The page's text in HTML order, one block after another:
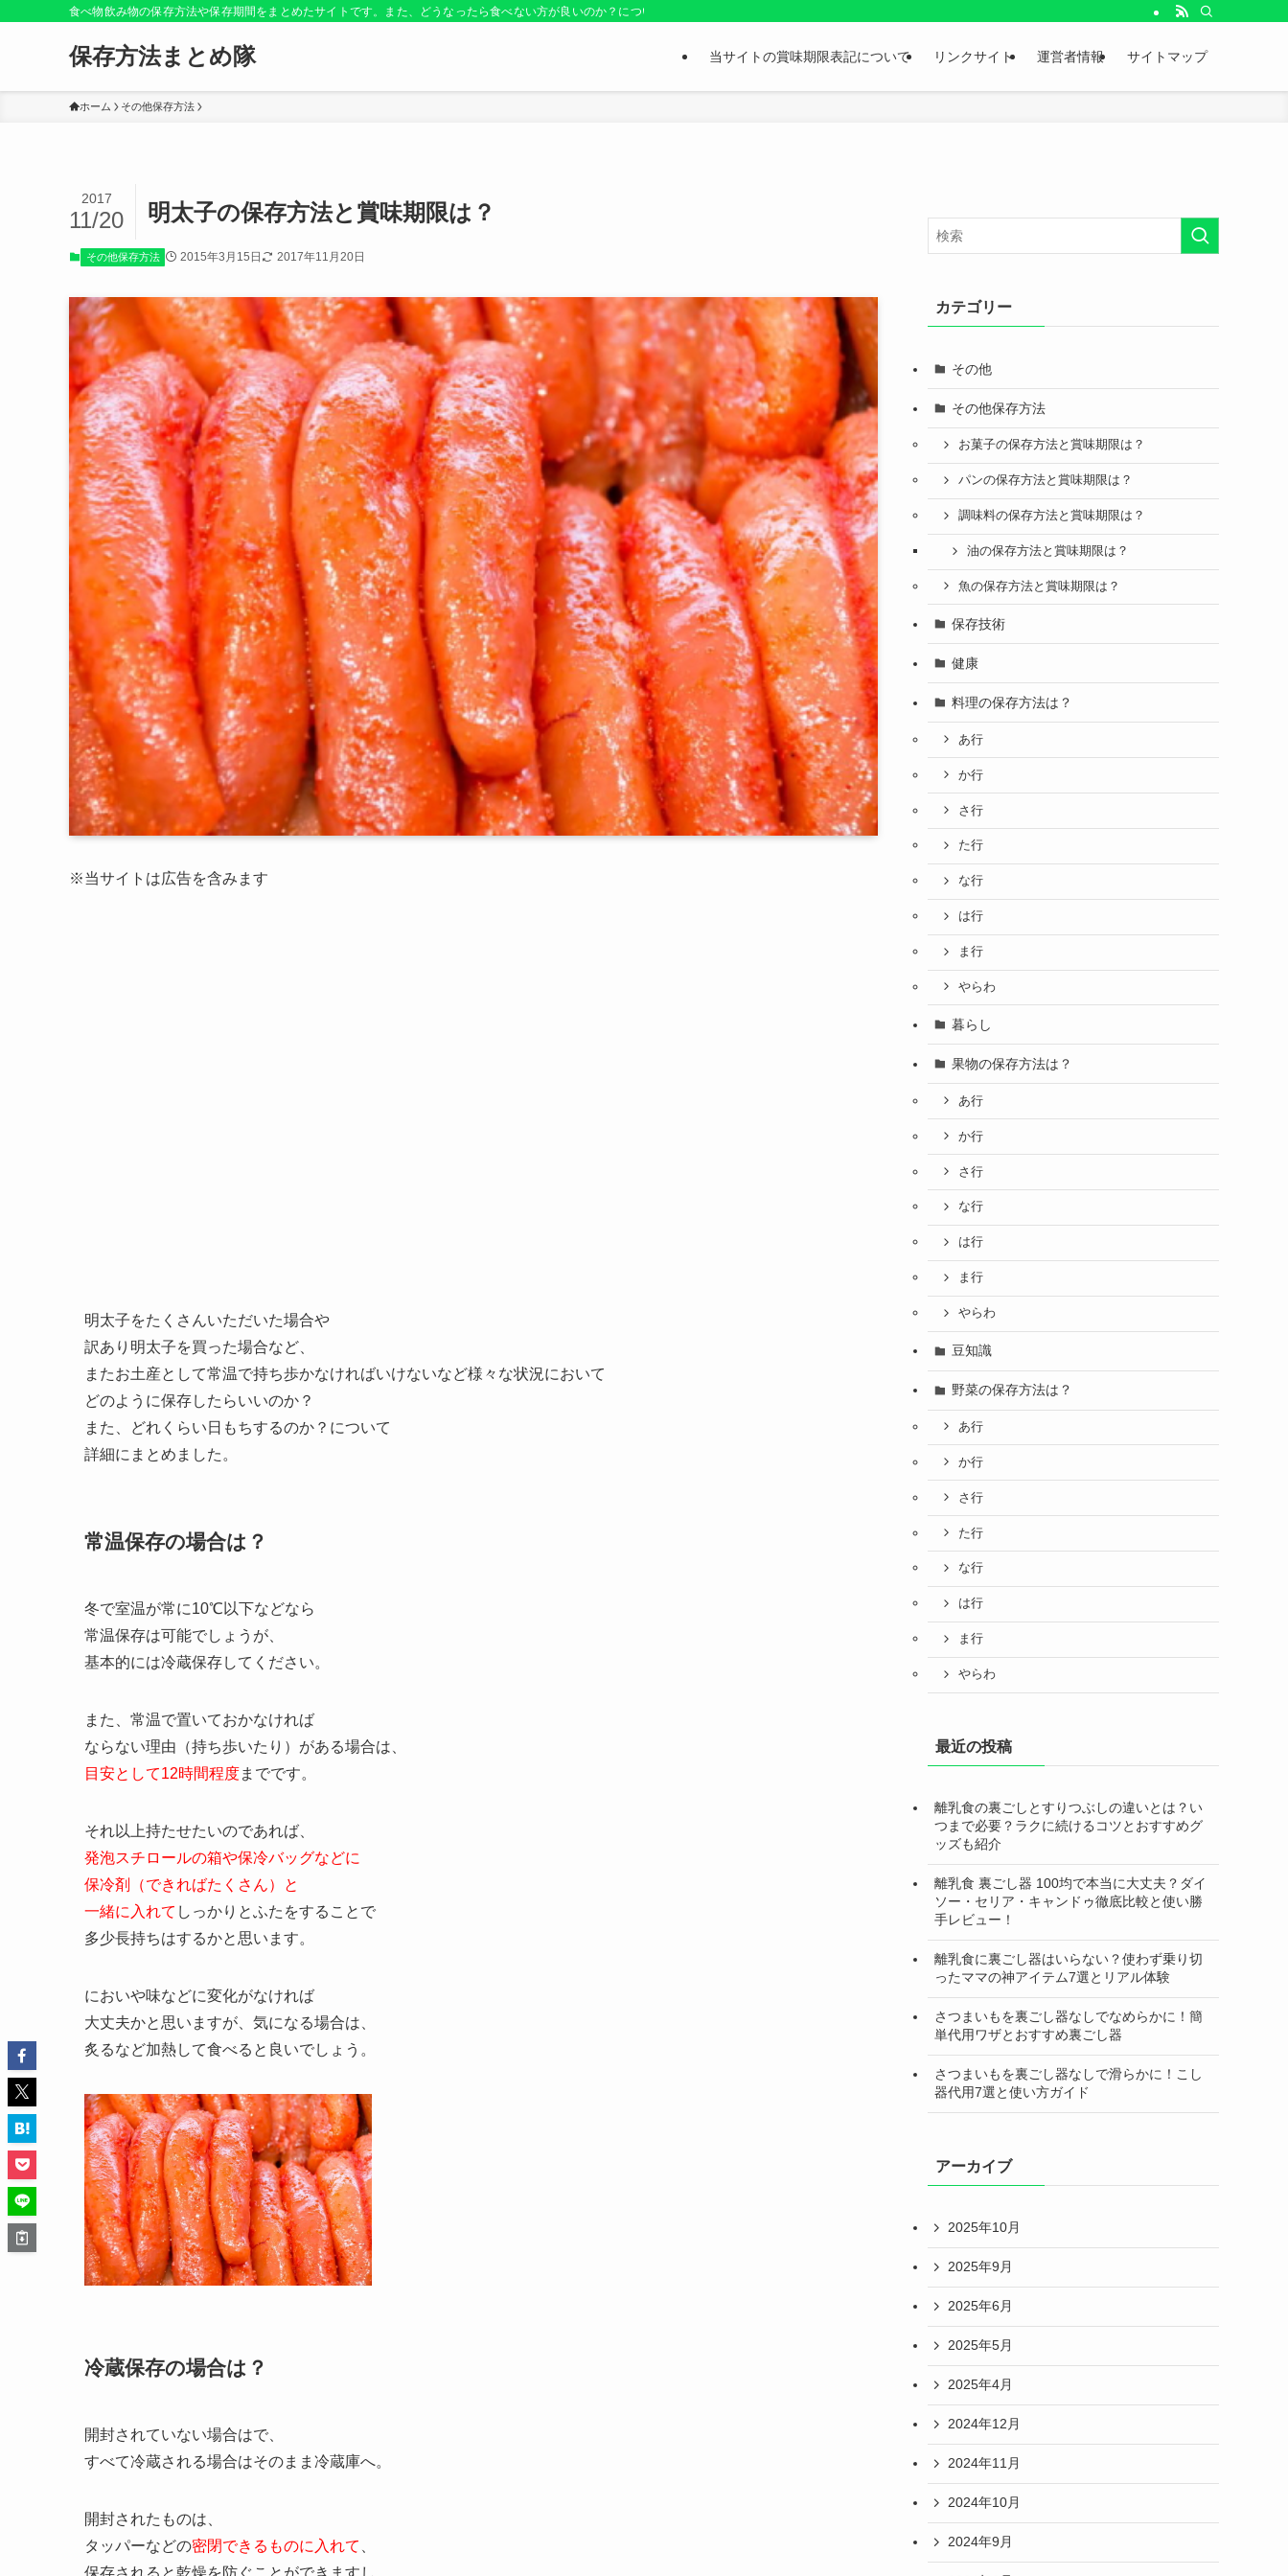
食べ物飲み物の保存方法や保存期間をまとめたサイトです。また、どうなったら食べない方が良いのか？についても紹介しているお役立ちサイトです。
保存方法まとめ隊 当サイトの賞味期限表記について リンクサイト 運営者情報 サイトマップ
ホーム その他保存方法
明太子の保存方法と賞味期限は？
2017
11/20
その他保存方法 2015年3月15日 2017年11月20日
※当サイトは広告を含みます
明太子をたくさんいただいた場合や
訳あり明太子を買った場合など、
またお土産として常温で持ち歩かなければいけないなど様々な状況において
どのように保存したらいいのか？
また、どれくらい日もちするのか？について
詳細にまとめました。
常温保存の場合は？
冬で室温が常に10℃以下などなら
常温保存は可能でしょうが、
基本的には冷蔵保存してください。
また、常温で置いておかなければ
ならない理由（持ち歩いたり）がある場合は、
目安として12時間程度までです。
それ以上持たせたいのであれば、
発泡スチロールの箱や保冷バッグなどに
保冷剤（できればたくさん）と
一緒に入れて しっかりとふたをすることで
多少長持ちはするかと思います。
においや味などに変化がなければ
大丈夫かと思いますが、気になる場合は、
炙るなど加熱して食べると良いでしょう。
冷蔵保存の場合は？
開封されていない場合はで、
すべて冷蔵される場合はそのまま冷蔵庫へ。
開封されたものは、
タッパーなどの密閉できるものに入れて
保存されると乾燥を防ぐことができますし、
カテゴリー
その他
その他保存方法
お菓子の保存方法と賞味期限は？
パンの保存方法と賞味期限は？
調味料の保存方法と賞味期限は？
油の保存方法と賞味期限は？
魚の保存方法と賞味期限は？
保存技術
健康
料理の保存方法は？
あ行
か行
さ行
た行
な行
は行
ま行
やらわ
暮らし
果物の保存方法は？
あ行
か行
さ行
な行
は行
ま行
やらわ
豆知識
野菜の保存方法は？
あ行
か行
さ行
た行
な行
は行
ま行
やらわ
最近の投稿
離乳食の裏ごしとすりつぶしの違いとは？い
つまで必要？ラクに続けるコツとおすすめグ
ッズも紹介
離乳食 裏ごし器 100均で本当に大丈夫？ダイ
ソー・セリア・キャンドゥ徹底比較と使い勝
手レビュー！
離乳食に裏ごし器はいらない？使わず乗り切
ったママの神アイテム7選とリアル体験
さつまいもを裏ごし器なしでなめらかに！簡
単代用ワザとおすすめ裏ごし器
さつまいもを裏ごし器なしで滑らかに！こし
器代用7選と使い方ガイド
アーカイブ
2025年10月
2025年9月
2025年6月
2025年5月
2025年4月
2024年12月
2024年11月
2024年10月
2024年9月